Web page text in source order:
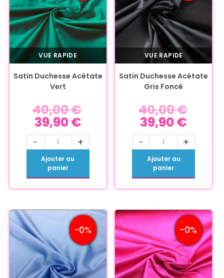
VUE RAPIDE
Satin Duchesse Acétate
Vert
40,00€
39,90 €
- +
Ajouter au
panier
VUE RAPIDE
Satin Duchesse Acétate
Gris Foncé
40,00€
39,90 €
- +
Ajouter au
panier
-0% -0%